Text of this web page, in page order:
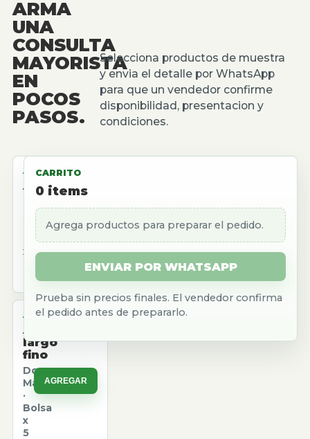
ARMA
UNA
CONSULTA
MAYORISTA
EN
POCOS
PASOS.
Selecciona productos de muestra
y envia el detalle por WhatsApp
para que un vendedor confirme
disponibilidad, presentacion y
condiciones.
ALMACEN
Aceite
girasol
Natura
Caja
x
AGREGAR
ALMACEN
Arroz
largo
fino
Don
Marcos
·
Bolsa
x
5
AGREGAR
CARRITO
0 items
Agrega productos para preparar el pedido.
ENVIAR POR WHATSAPP
Prueba sin precios finales. El vendedor confirma
el pedido antes de prepararlo.